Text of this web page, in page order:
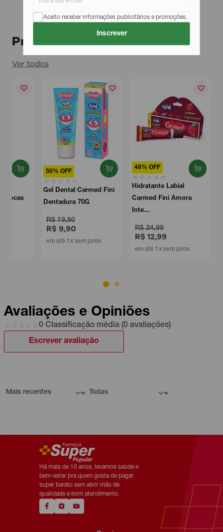
Aceito receber informações publicitários e promoções.
Inscrever
Produtos relacionados
Ver todos
50% OFF
Gel Dental Carmed Fini
Dentadura 70G
em até 1x sem juros
48% OFF
Hidratante Labial
Carmed Fini Amora
R$ 12,99
em até 1x sem juros
Avaliações e Opiniões
0 Classificação média (0 avaliações)
Escrever avaliação
Há mais de 10 anos, levamos saúde e
bem-estar pra quem gosta de pagar
super barato sem abrir mão de
qualidade e bom atendimento.